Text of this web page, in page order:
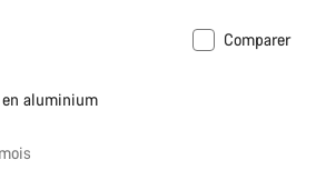
Comparer
en aluminium